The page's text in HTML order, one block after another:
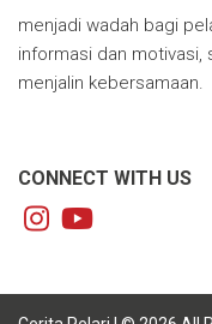
menjadi wadah bagi
informasi dan motivasi,
menjalin kebersamaan.
CONNECT WITH US